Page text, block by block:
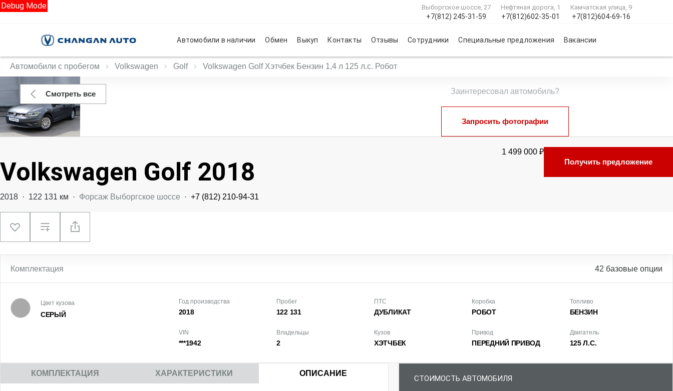
Debug Mode
+7(812) 245-31-59
Выборгское шоссе, 27
+7(812)602-35-01
Нефтяная дорога, 1
+7(812)604-69-16
Камчатская улица, 9
Автомобили в наличии Обмен Выкуп Контакты Отзывы Сотрудники Специальные предложения Вакансии
Автомобили с пробегом Volkswagen Golf Volkswagen Golf Хэтчбек Бензин 1,4 л 125 л.с. Робот
Смотреть все Заинтересовал автомобиль?
Запросить фотографии
Volkswagen Golf 2018
1 499 000 ₽
2018 · 122 131 км · Форсаж Выборгское шоссе · +7 (812) 210-94-31
Получить предложение
Комплектация 42 базовые опции
Цвет кузова
СЕРЫЙ
Год производства
2018
Пробег
122 131
ПТС
ДУБЛИКАТ
Коробка
РОБОТ
Топливо
БЕНЗИН
VIN
***1942
Владельцы
2
Кузов
ХЭТЧБЕК
Привод
ПЕРЕДНИЙ ПРИВОД
Двигатель
125 Л.С.
КОМПЛЕКТАЦИЯ ХАРАКТЕРИСТИКИ ОПИСАНИЕ
СТОИМОСТЬ АВТОМОБИЛЯ